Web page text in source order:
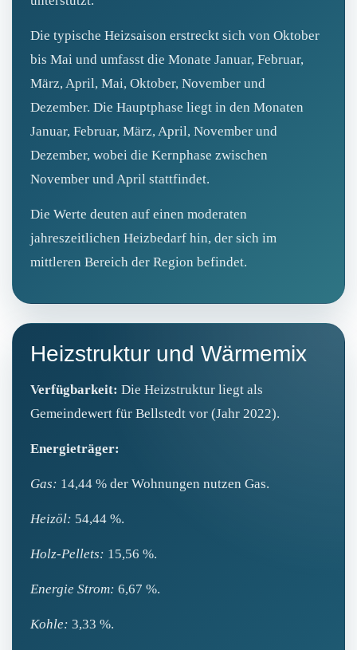
Die typische Heizsaison erstreckt sich von Oktober
bis Mai und umfasst die Monate Januar, Februar,
März, April, Mai, Oktober, November und
Dezember. Die Hauptphase liegt in den Monaten
Januar, Februar, März, April, November und
Dezember, wobei die Kernphase zwischen
November und April stattfindet.
Die Werte deuten auf einen moderaten
jahreszeitlichen Heizbedarf hin, der sich im
mittleren Bereich der Region befindet.
Heizstruktur und Wärmemix
Verfügbarkeit: Die Heizstruktur liegt als
Gemeindewert für Bellstedt vor (Jahr 2022).
Energieträger:
Gas: 14,44 % der Wohnungen nutzen Gas.
Heizöl: 54,44 %.
Holz‑Pellets: 15,56 %.
Energie Strom: 6,67 %.
Kohle: 3,33 %.